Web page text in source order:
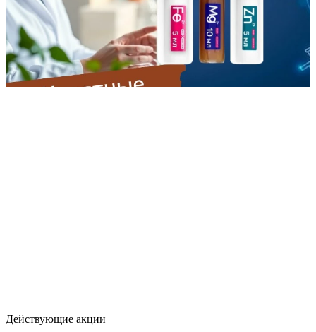
Действующие акции